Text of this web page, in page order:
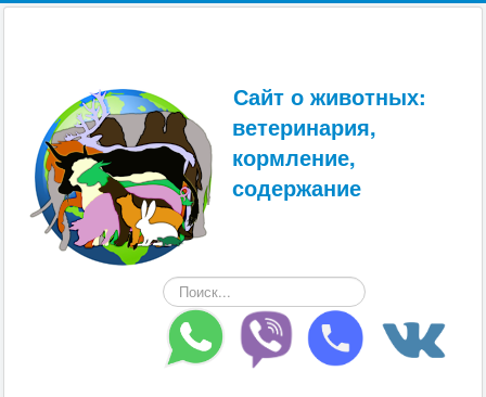
Сайт о животных:
ветеринария,
кормление,
содержание
Искать...